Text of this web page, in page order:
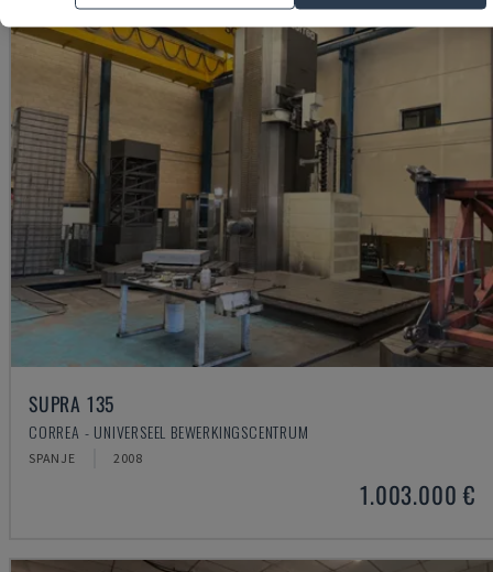
SUPRA 135
CORREA - UNIVERSEEL BEWERKINGSCENTRUM
SPANJE 2008
1.003.000 €